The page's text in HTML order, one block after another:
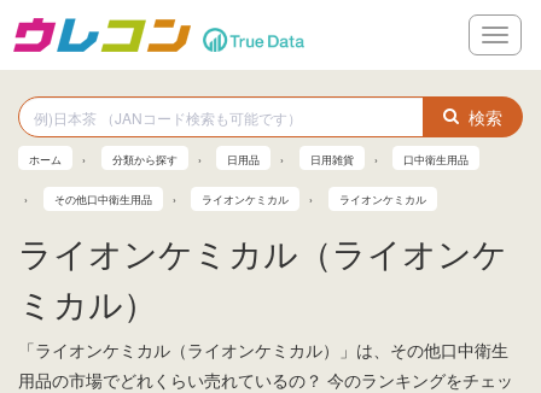
メ
ニ
ー
検索
ホーム 分類から探す 日用品 日用雑貨 口中衛生用品
その他口中衛生用品 ライオンケミカル ライオンケミカル
ライオンケミカル（ライオンケ
ミカル）
「ライオンケミカル（ライオンケミカル）」は、その他口中衛生
用品の市場でどれくらい売れているの？ 今のランキングをチェッ